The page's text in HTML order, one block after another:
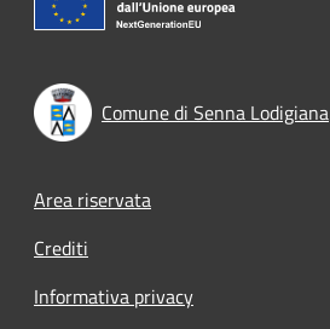
Comune di Senna Lodigiana
Footer menu
Area riservata
Crediti
Informativa privacy